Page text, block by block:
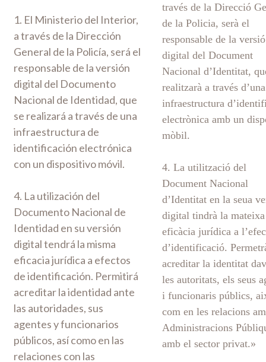
1. El Ministerio del Interior,
a través de la Dirección
General de la Policía, será el
responsable de la versión
digital del Documento
Nacional de Identidad, que
se realizará a través de una
infraestructura de
identificación electrónica
con un dispositivo móvil.
4. La utilización del
Documento Nacional de
Identidad en su versión
digital tendrá la misma
eficacia jurídica a efectos
de identificación. Permitirá
acreditar la identidad ante
las autoridades, sus
agentes y funcionarios
públicos, así como en las
relaciones con las
través de la Direcció
de la Policia, serà el
responsable de la versió
digital del Document
Nacional d’Identitat,
realitzarà a través d’una
infraestructura
electrònica amb un
mòbil.
4. La utilització del
Document Nacional
d’Identitat en la seua
digital tindrà la mateixa
eficàcia jurídica a
d’identificació.
acreditar la identitat
les autoritats, els seus
i funcionaris públics,
com en les relacions
Administracions
amb el sector privat.»